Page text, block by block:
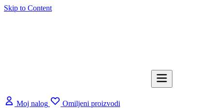
Skip to Content
Moj nalog Omiljeni proizvodi